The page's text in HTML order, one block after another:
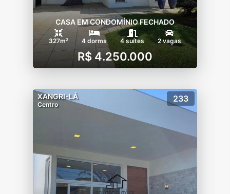
CASA EM CONDOMÍNIO FECHADO
327m² 4 dorms 4 suítes 2 vagas
R$ 4.250.000
XANGRI-LÁ
Centro
233